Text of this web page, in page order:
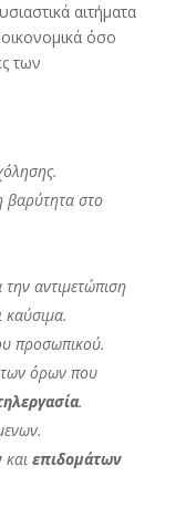
αιτήματα
όσο
των
βαρύτητα στο
την αντιμετώπιση
καύσιμα.
προσωπικού.
των όρων που
.
και επιδομάτων